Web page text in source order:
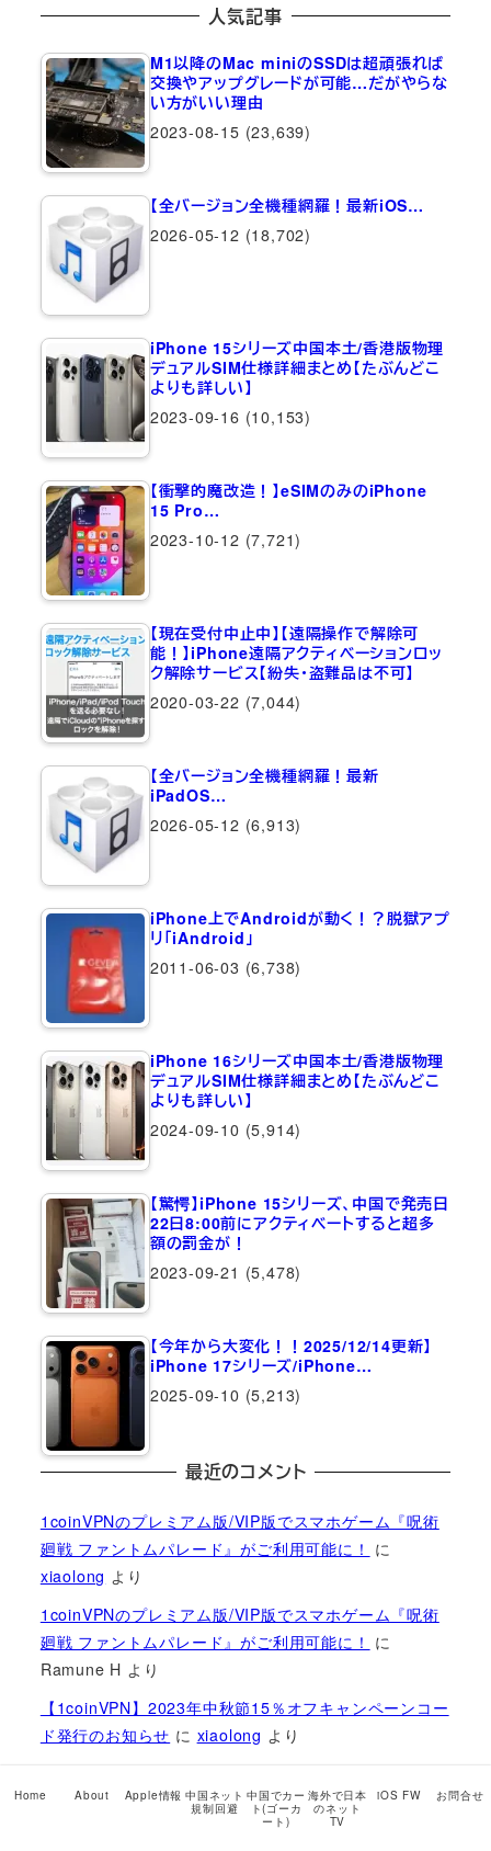
人気記事
M1以降のMac miniのSSDは超頑張れば
交換やアップグレードが可能…だがやらな
い方がいい理由
2023-08-15 (23,639)
【全バージョン全機種網羅！最新iOS…
2026-05-12 (18,702)
iPhone 15シリーズ中国本土/香港版物理
デュアルSIM仕様詳細まとめ【たぶんどこ
よりも詳しい】
2023-09-16 (10,153)
【衝撃的魔改造！】eSIMのみのiPhone
15 Pro…
2023-10-12 (7,721)
【現在受付中止中】【遠隔操作で解除可
能！】iPhone遠隔アクティベーションロッ
ク解除サービス【紛失・盗難品は不可】
2020-03-22 (7,044)
【全バージョン全機種網羅！最新
iPadOS…
2026-05-12 (6,913)
iPhone上でAndroidが動く！？脱獄アプ
リ「iAndroid」
2011-06-03 (6,738)
iPhone 16シリーズ中国本土/香港版物理
デュアルSIM仕様詳細まとめ【たぶんどこ
よりも詳しい】
2024-09-10 (5,914)
【驚愕】iPhone 15シリーズ、中国で発売日
22日8:00前にアクティベートすると超多
額の罰金が！
2023-09-21 (5,478)
【今年から大変化！！2025/12/14更新】
iPhone 17シリーズ/iPhone…
2025-09-10 (5,213)
最近のコメント
1coinVPNのプレミアム版/VIP版でスマホゲーム『呪術
廻戦 ファントムパレード』がご利用可能に！ に
xiaolong より
1coinVPNのプレミアム版/VIP版でスマホゲーム『呪術
廻戦 ファントムパレード』がご利用可能に！ に
Ramune H より
【1coinVPN】2023年中秋節15％オフキャンペーンコー
ド発行のお知らせ に xiaolong より
ド発行のお知らせにXianより
Home About Apple情報 中国ネット
規制回避
中国でカー
ト(ゴーカ
ート)
海外で日本
のネット
TV
iOS FW お問合せ